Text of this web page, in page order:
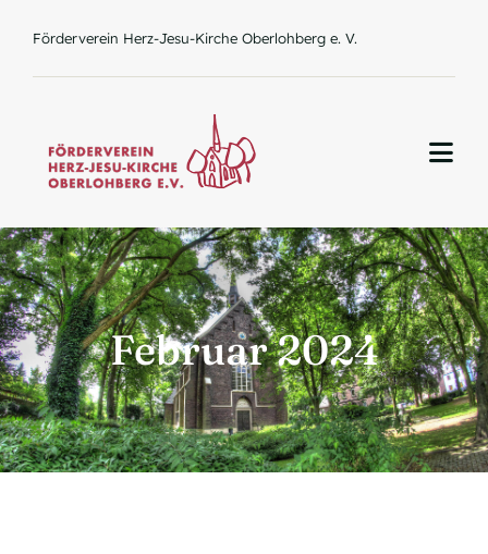
Inhalt
springen
Förderverein Herz-Jesu-Kirche Oberlohberg e. V.
Home
Über uns
Aktuelles
Februar 2024